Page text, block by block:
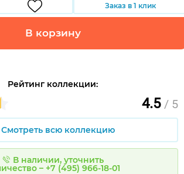
Заказ в 1 клик
В корзину
Рейтинг коллекции:
4.5 / 5
Смотреть всю коллекцию
В наличии, уточнить
– +7 (495) 966-18-01